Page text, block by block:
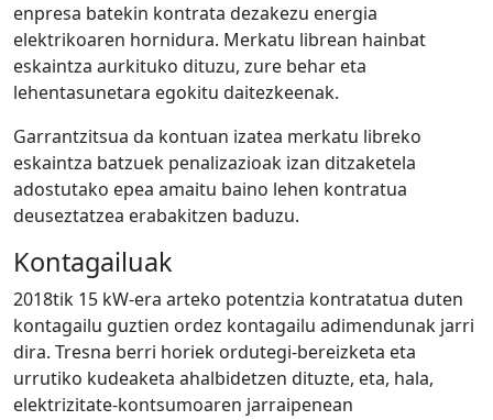
enpresa batekin kontrata dezakezu energia
elektrikoaren hornidura. Merkatu librean hainbat
eskaintza aurkituko dituzu, zure behar eta
lehentasunetara egokitu daitezkeenak.
Garrantzitsua da kontuan izatea merkatu libreko
eskaintza batzuek penalizazioak izan ditzaketela
adostutako epea amaitu baino lehen kontratua
deuseztatzea erabakitzen baduzu.
Kontagailuak
2018tik 15 kW-era arteko potentzia kontratatua duten
kontagailu guztien ordez kontagailu adimendunak jarri
dira. Tresna berri horiek ordutegi-bereizketa eta
urrutiko kudeaketa ahalbidetzen dituzte, eta, hala,
elektrizitate-kontsumoaren jarraipenean